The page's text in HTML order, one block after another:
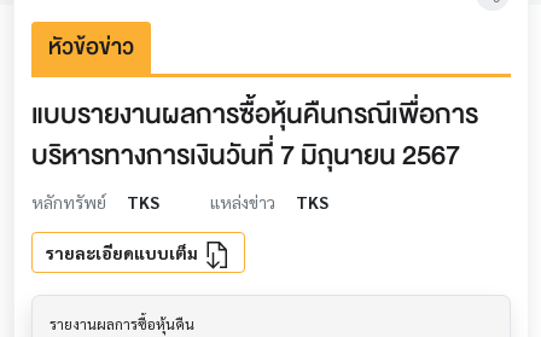
หัวข้อข่าว
แบบรายงานผลการซื้อหุ้นคืนกรณีเพื่อการ
บริหารทางการเงินวันที่ 7 มิถุนายน 2567
หลักทรัพย์ TKS แหล่งข่าว TKS
รายละเอียดแบบเต็ม
รายงานผลการซื้อหุ้นคืน